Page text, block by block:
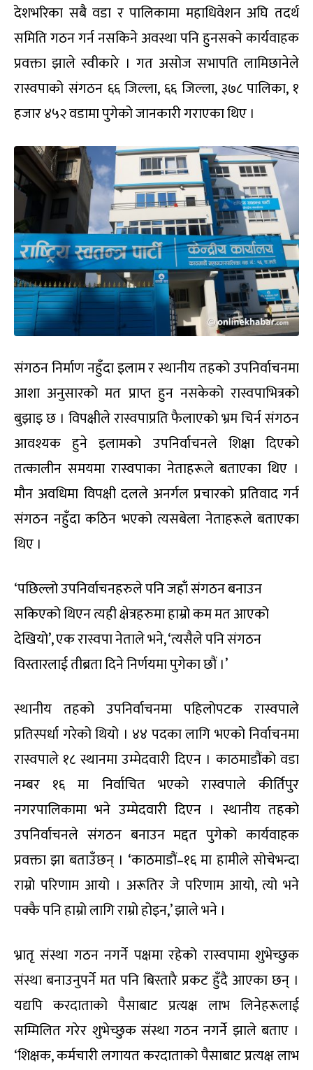
देशभरिका सबै वडा र पालिकामा महाधिवेशन अघि तदर्थ
समिति गठन गर्न नसकिने अवस्था पनि हुनसक्ने कार्यवाहक
प्रवक्ता झाले स्वीकारे । गत असोज सभापति लामिछानेले
रास्वपाको संगठन ६६ जिल्ला, ६६ जिल्ला, ३७८ पालिका, १
हजार ४५२ वडामा पुगेको जानकारी गराएका थिए ।
संगठन निर्माण नहुँदा इलाम र स्थानीय तहको उपनिर्वाचनमा
आशा अनुसारको मत प्राप्त हुन नसकेको रास्वपाभित्रको
बुझाइ छ । विपक्षीले रास्वपाप्रति फैलाएको भ्रम चिर्न संगठन
आवश्यक हुने इलामको उपनिर्वाचनले शिक्षा दिएको
तत्कालीन समयमा रास्वपाका नेताहरूले बताएका थिए ।
मौन अवधिमा विपक्षी दलले अनर्गल प्रचारको प्रतिवाद गर्न
संगठन नहुँदा कठिन भएको त्यसबेला नेताहरूले बताएका
थिए ।
‘पछिल्लो उपनिर्वाचनहरुले पनि जहाँ संगठन बनाउन
सकिएको थिएन त्यही क्षेत्रहरुमा हाम्रो कम मत आएको
देखियो’, एक रास्वपा नेताले भने, ‘त्यसैले पनि संगठन
विस्तारलाई तीब्रता दिने निर्णयमा पुगेका छौं ।’
स्थानीय तहको उपनिर्वाचनमा पहिलोपटक रास्वपाले
प्रतिस्पर्धा गरेको थियो । ४४ पदका लागि भएको निर्वाचनमा
रास्वपाले १८ स्थानमा उम्मेदवारी दिएन । काठमाडौंको वडा
नम्बर १६ मा निर्वाचित भएको रास्वपाले कीर्तिपुर
नगरपालिकामा भने उम्मेदवारी दिएन । स्थानीय तहको
उपनिर्वाचनले संगठन बनाउन मद्दत पुगेको कार्यवाहक
प्रवक्ता झा बताउँछन् । ‘काठमाडौं–१६ मा हामीले सोचेभन्दा
राम्रो परिणाम आयो । अरूतिर जे परिणाम आयो, त्यो भने
पक्कै पनि हाम्रो लागि राम्रो होइन,’ झाले भने ।
भ्रातृ संस्था गठन नगर्ने पक्षमा रहेको रास्वपामा शुभेच्छुक
संस्था बनाउनुपर्ने मत पनि बिस्तारै प्रकट हुँदै आएका छन् ।
यद्यपि करदाताको पैसाबाट प्रत्यक्ष लाभ लिनेहरूलाई
सम्मिलित गरेर शुभेच्छुक संस्था गठन नगर्ने झाले बताए ।
‘शिक्षक, कर्मचारी लगायत करदाताको पैसाबाट प्रत्यक्ष लाभ